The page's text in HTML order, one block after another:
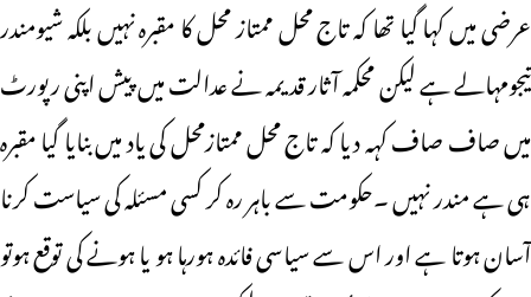
عرضی میں کہا گیا تھا کہ تاج محل ممتاز محل کا مقبرہ نہیں بلکہ شیومندر
تیجومہالے ہے لیکن محکمہ آثار قدیمہ نے عدالت میں پیش اپنی رپورٹ
میں صاف صاف کہہ دیا کہ تاج محل ممتازمحل کی یاد میں بنایا گیا مقبرہ
ہی ہے مندر نہیں ۔حکومت سے باہر رہ کر کسی مسئلہ کی سیاست کرنا
آسان ہوتا ہے اور اس سے سیاسی فائدہ ہورہا ہو یا ہونے کی توقع ہوتو